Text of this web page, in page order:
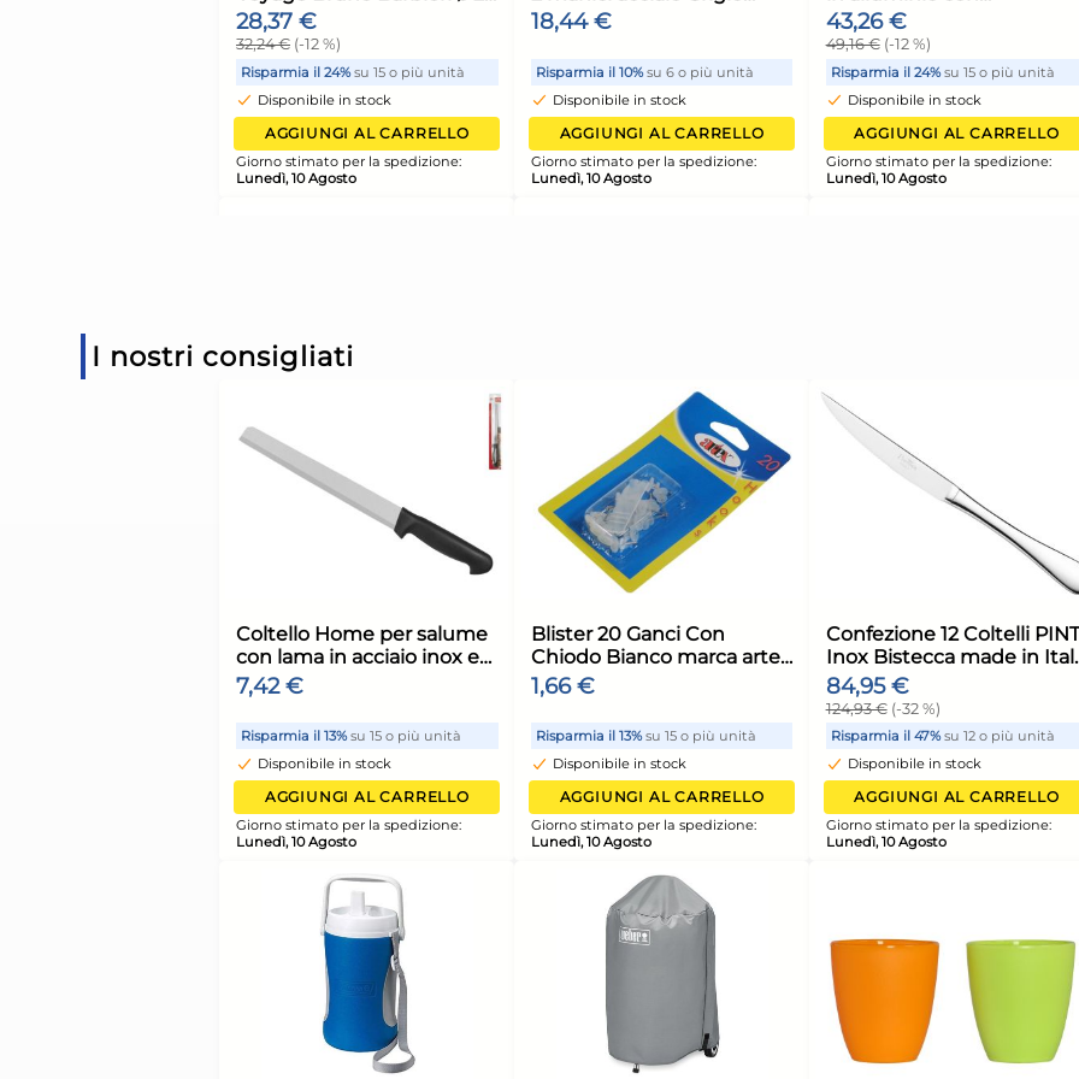
+1 altra variante
H&H Tegame 2 manici
AGGIUNGI AL CARRELLO
Giorno stimato per la spedizione:
H&H Tegame 2 manici
Giorno stimato per la spedizione:
Lunedì, 10 Agosto
H&H Tegame Antiaderente
Voyage Bruno Barbieri ø 28
cm
28,37 €
Risparmia il 24%
Disponibile in stock
AGGIUNGI AL CARRELLO
Giorno stimato per la spedizione:
Lunedì, 10 Agosto
Domo Tegame CHEF LINE
2 manici acciaio Grigio
scuro
18,44 €
Risparmia il 10%
Disponibile in stock
AGGIUNGI AL CARRELLO
Giorno stimato per la spedizione:
Lunedì, 10 Agosto
+1
in
I nostri consigliati